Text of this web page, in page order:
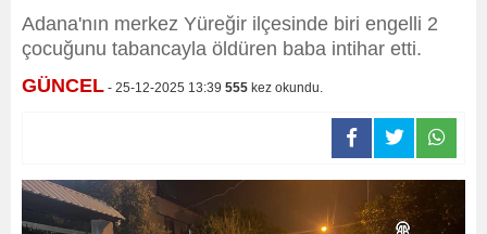
Adana'nın merkez Yüreğir ilçesinde biri engelli 2
çocuğunu tabancayla öldüren baba intihar etti.
GÜNCEL - 25-12-2025 13:39 555 kez okundu.